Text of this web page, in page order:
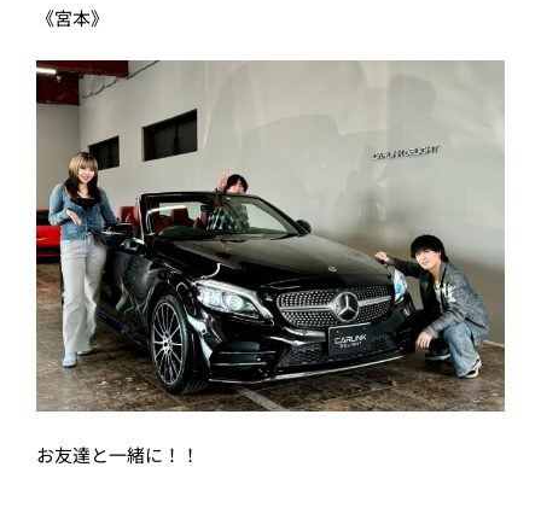
《宮本》
お友達と一緒に！！